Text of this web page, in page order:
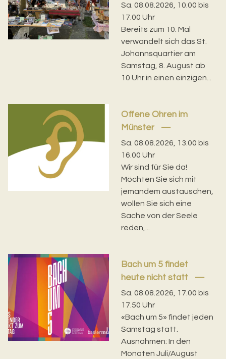
Sa. 08.08.2026, 10.00 bis
17.00 Uhr
Bereits zum 10. Mal
verwandelt sich das St.
Johannsquartier am
Samstag, 8. August ab
10 Uhr in einen einzigen...
Offene Ohren im
Münster
Sa. 08.08.2026, 13.00 bis
16.00 Uhr
Wir sind für Sie da!
Möchten Sie sich mit
jemandem austauschen,
wollen Sie sich eine
Sache von der Seele
reden,...
Bach um 5 findet
heute nicht statt
Sa. 08.08.2026, 17.00 bis
17.50 Uhr
«Bach um 5» findet jeden
Samstag statt.
Ausnahmen: In den
Monaten Juli/August